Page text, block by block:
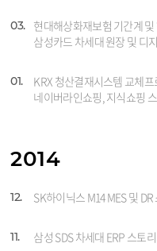
03.
현대해상화재보험 기간계
삼성카드 차세대 원장 및 디
01.
KRX 청산결재시스템 교체
네이버라인쇼핑, 지식쇼핑
2014
12. SK하이닉스 M14 MES 및
11. 삼성 SDS 차세대 ERP 스토